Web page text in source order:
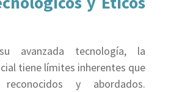
avanzada tecnología, la
tiene límites inherentes que
y abordados.